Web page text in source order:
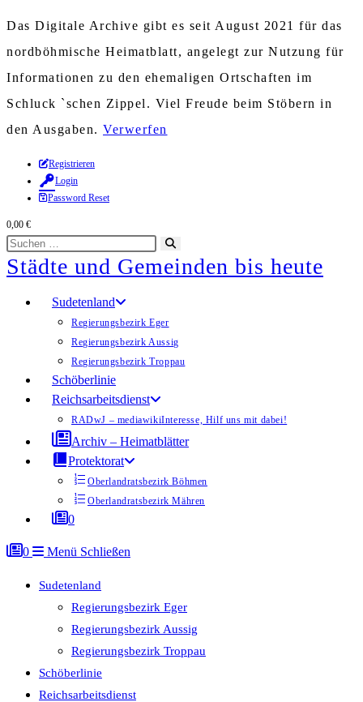
Das Digitale Archive gibt es seit August 2021 für das
nordböhmische Heimatblatt, angelegt zur Nutzung für
Informationen zu den ehemaligen Ortschaften im
Schluck `schen Zippel. Viel Freude beim Stöbern in
den Ausgaben. Verwerfen
Zum
Inhalt
springen
Registrieren
Login
Password Reset
0,00 €
Diese
Website
durchsuchen
starten
Städte und Gemeinden bis heute
Sudetenland
Regierungsbezirk Eger
Regierungsbezirk Aussig
Regierungsbezirk Troppau
Schöberlinie
Reichsarbeitsdienst
RADwJ – mediawikiInteresse, Hilf uns mit dabei!
Archiv – Heimatblätter
Protektorat
Oberlandratsbezirk Böhmen
Oberlandratsbezirk Mähren
0
0 Menü Schließen
Sudetenland
Regierungsbezirk Eger
Regierungsbezirk Aussig
Regierungsbezirk Troppau
Schöberlinie
Reichsarbeitsdienst